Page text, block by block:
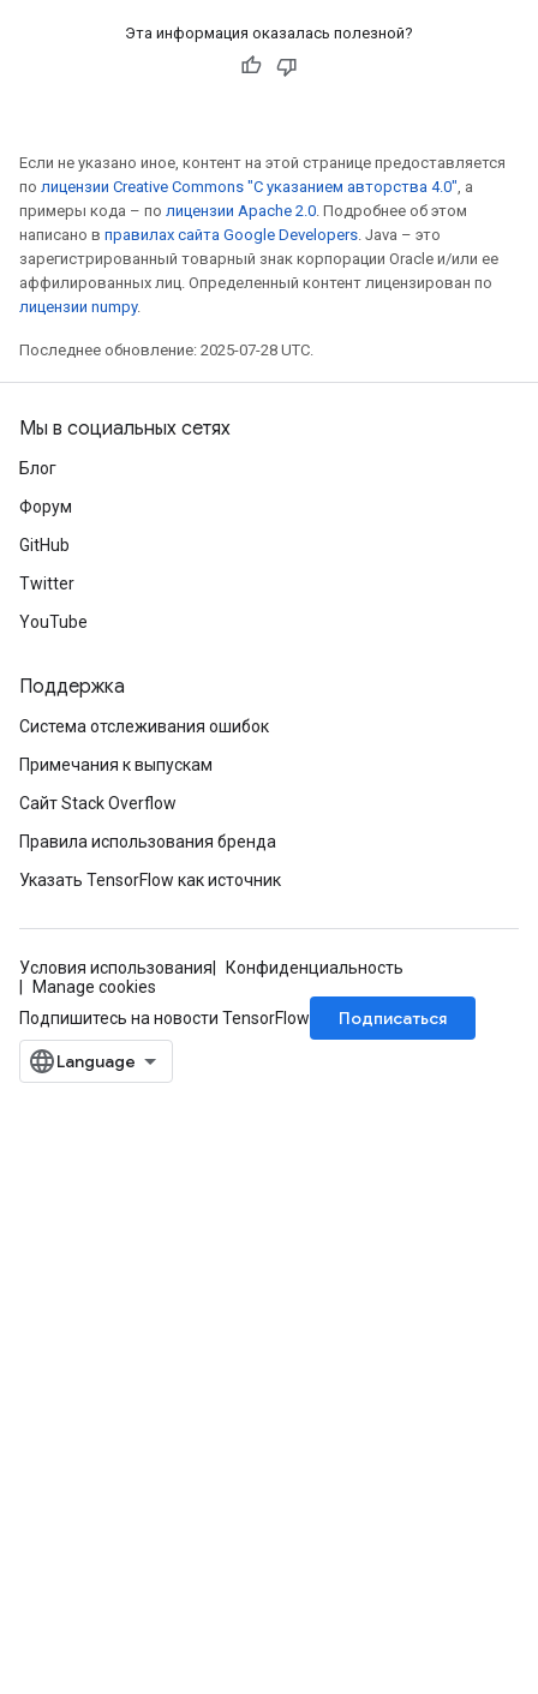
Эта информация оказалась полезной?
Если не указано иное, контент на этой странице предоставляется
по лицензии Creative Commons "С указанием авторства 4.0", а
примеры кода – по лицензии Apache 2.0. Подробнее об этом
написано в правилах сайта Google Developers. Java – это
зарегистрированный товарный знак корпорации Oracle и/или ее
аффилированных лиц. Определенный контент лицензирован по
лицензии numpy.
Последнее обновление: 2025-07-28 UTC.
Мы в социальных сетях
Блог
Форум
GitHub
Twitter
YouTube
Поддержка
Система отслеживания ошибок
Примечания к выпускам
Сайт Stack Overflow
Правила использования бренда
Указать TensorFlow как источник
Условия использования
Конфиденциальность
Manage cookies
Подпишитесь на новости TensorFlow
Подписаться